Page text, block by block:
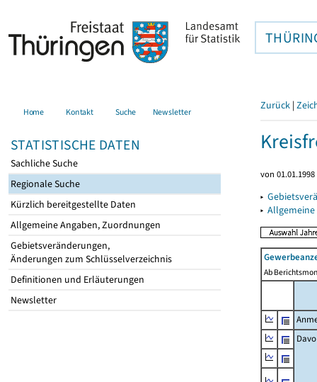
Home Kontakt Suche Newsletter
STATISTISCHE DATEN
Sachliche Suche
Regionale Suche
Kürzlich bereitgestellte Daten
Allgemeine Angaben, Zuordnungen
Gebietsveränderungen,
Änderungen zum Schlüsselverzeichnis
Definitionen und Erläuterungen
Newsletter
Zurück |
von
▸
▸
Ab